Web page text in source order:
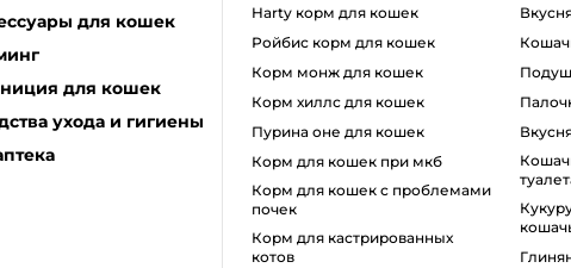
для кошек
для кошек
ухода и гигиены
harty корм для кошек
ройбис корм для кошек
корм монж для кошек
корм хиллс для кошек
пурина оне для кошек
корм для кошек при мкб
корм для кошек с проблемами
почек
Корм для кастрированных
котов
кошачий наполнитель для
кукурузный наполнитель для